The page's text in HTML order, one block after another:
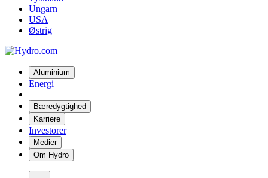
Ungarn
USA
Østrig
Aluminium
Energi
Bæredygtighed
Karriere
Investorer
Medier
Om Hydro